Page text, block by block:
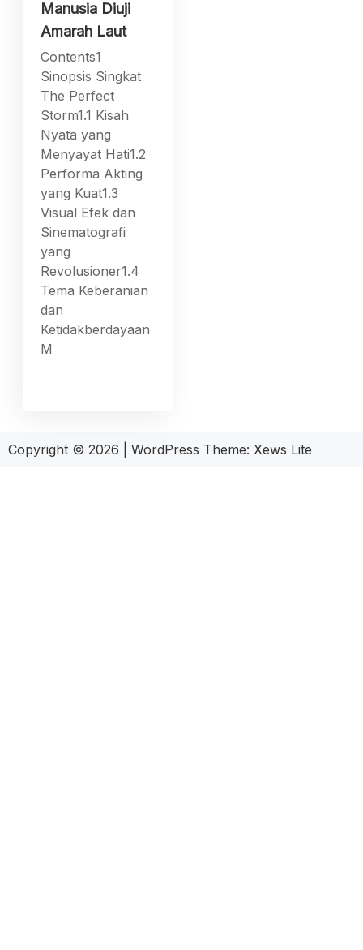
Manusia Diuji
Amarah Laut
Contents1
Sinopsis Singkat
The Perfect
Storm1.1 Kisah
Nyata yang
Menyayat Hati1.2
Performa Akting
yang Kuat1.3
Visual Efek dan
Sinematografi
yang
Revolusioner1.4
Tema Keberanian
dan
Ketidakberdayaan
M
Copyright © 2026 WordPress Theme: Xews Lite